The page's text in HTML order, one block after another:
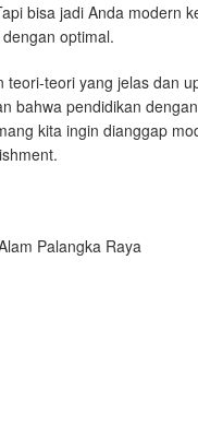
bisa jadi Anda modern
optimal.
teori yang jelas dan
bahwa pendidikan
kita ingin dianggap
Palangka Raya